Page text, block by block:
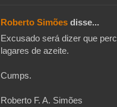
Roberto Simões disse...
Excusado será dizer que
lagares de azeite.
Cumps.
Roberto F. A. Simões